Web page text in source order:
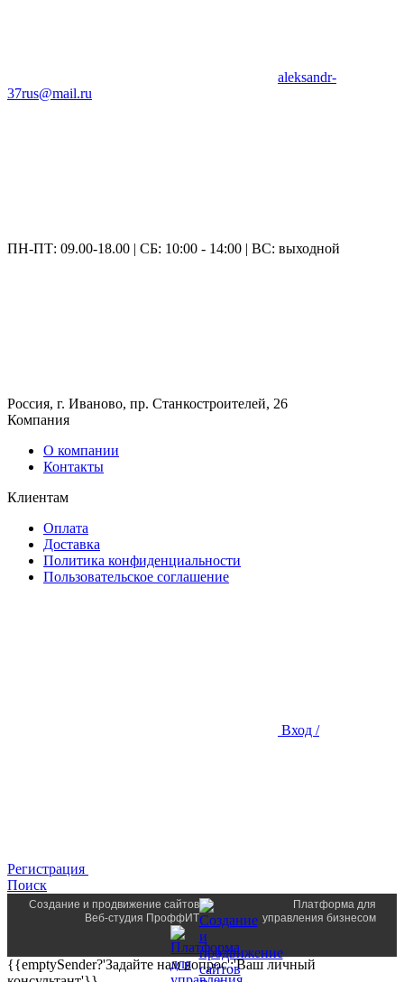
aleksandr-
37rus@mail.ru
ПН-ПТ: 09.00-18.00 | СБ: 10:00 - 14:00 | ВС: выходной
Россия, г. Иваново, пр. Станкостроителей, 26
Компания
О компании
Контакты
Клиентам
Оплата
Доставка
Политика конфиденциальности
Пользовательское соглашение
Вход /
Регистрация
Поиск
Создание и продвижение сайтов
Веб-студия ПроффИТ
Платформа для
управления бизнесом
{{emptySender?'Задайте нам вопрос':'Ваш личный